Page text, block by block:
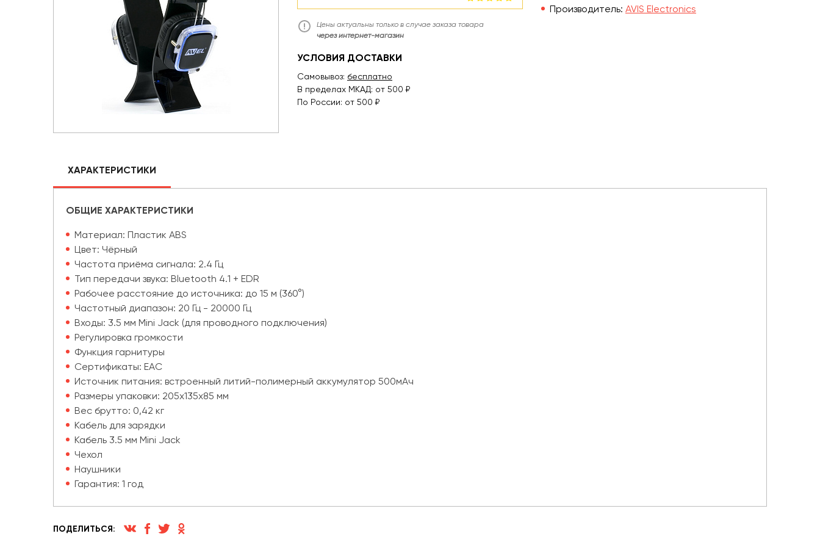
Цены актуальны только в случае заказа товара
через интернет-магазин
УСЛОВИЯ ДОСТАВКИ
Самовывоз: бесплатно
В пределах МКАД: от 500 ₽
По России: от 500 ₽
Производитель: AVIS Electronics
ХАРАКТЕРИСТИКИ
ОБЩИЕ ХАРАКТЕРИСТИКИ
Материал: Пластик ABS
Цвет: Чёрный
Частота приёма сигнала: 2.4 Гц
Тип передачи звука: Bluetooth 4.1 + EDR
Рабочее расстояние до источника: до 15 м (360°)
Частотный диапазон: 20 Гц - 20000 Гц
Входы: 3.5 мм Mini Jack (для проводного подключения)
Регулировка громкости
Функция гарнитуры
Сертификаты: EAC
Источник питания: встроенный литий-полимерный аккумулятор 500мАч
Размеры упаковки: 205х135х85 мм
Вес брутто: 0,42 кг
Кабель для зарядки
Кабель 3.5 мм Mini Jack
Чехол
Наушники
Гарантия: 1 год
ПОДЕЛИТЬСЯ: